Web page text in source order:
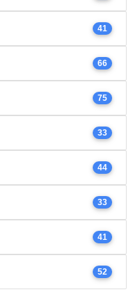
41
66
75
33
44
33
41
52